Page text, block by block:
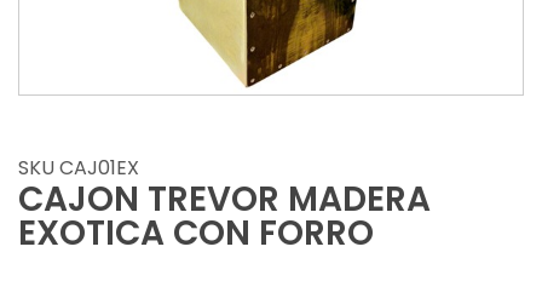
SKU CAJ01EX
CAJON TREVOR MADERA
EXOTICA CON FORRO